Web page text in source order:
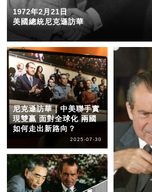
1972年2月21日
美國總統尼克遜訪華
尼克遜訪華｜中美聯手實
現雙贏 面對全球化 兩國
如何走出新路向？
2025-07-30